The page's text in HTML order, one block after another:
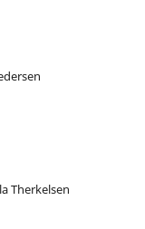
Therkelsen